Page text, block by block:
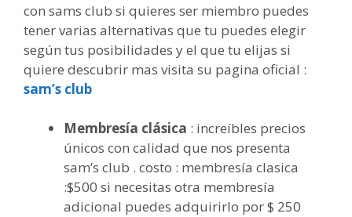
con sams club si quieres ser miembro puedes
tener varias alternativas que tu puedes elegir
según tus posibilidades y el que tu elijas si
quiere descubrir mas visita su pagina oficial :
sam’s club
Membresía clásica : increíbles precios
únicos con calidad que nos presenta
sam’s club . costo : membresía clasica
:$500 si necesitas otra membresía
adicional puedes adquirirlo por $ 250